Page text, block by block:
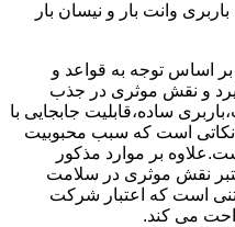
وانت بار و نیسان بار
بر اساس توجه به قواعد و
و نقش موثری در جذب
ساده،قابلیت جابجایی با
است که سبب محبوبیت
بر موارد مذکور
نقش موثری در سلامت
است که اعتبار شرکت
می کند.